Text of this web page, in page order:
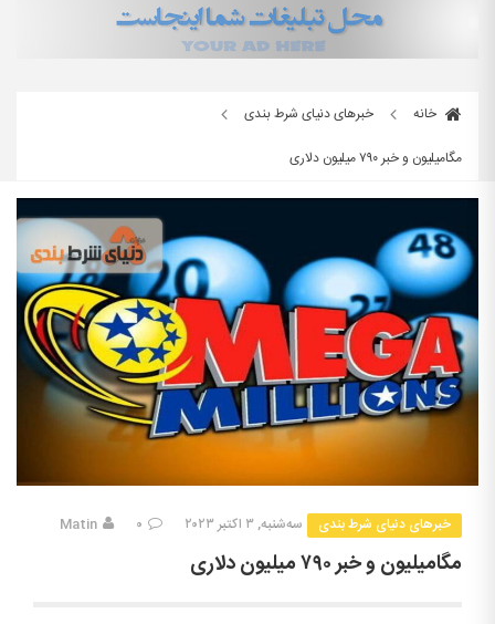
خانه
خبرهای دنیای شرط بندی
مگامیلیون و خبر ۷۹۰ میلیون دلاری
خبرهای دنیای شرط بندی سه‌شنبه, ۳ اکتبر ۲۰۲۳ ۰ Matin
مگامیلیون و خبر ۷۹۰ میلیون دلاری